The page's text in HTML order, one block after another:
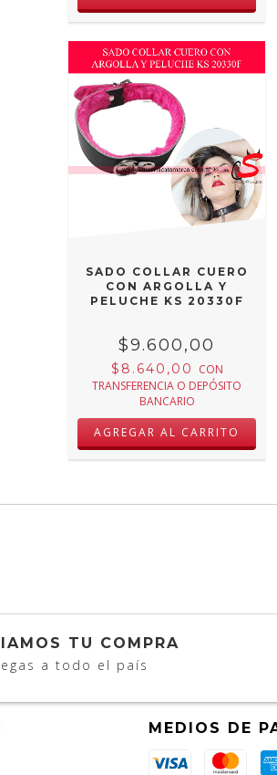
SADO COLLAR CUERO
CON ARGOLLA Y
PELUCHE KS 20330F
$9.600,00
$8.640,00 CON
TRANSFERENCIA O DEPÓSITO
BANCARIO
TU COMPRA
a todo el país
MEDIOS DE